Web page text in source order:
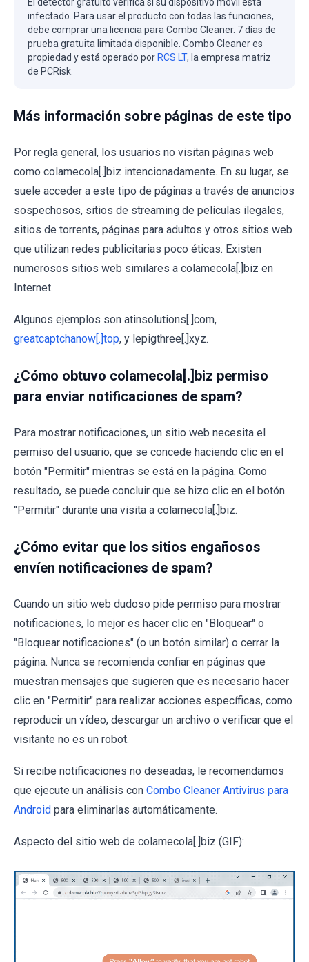
infectado. Para usar el producto con todas las funciones,
debe comprar una licencia para Combo Cleaner. 7 días de
prueba gratuita limitada disponible. Combo Cleaner es
propiedad y está operado porRCS LT, la empresa matriz
de PCRisk.
Más información sobre páginas de este tipo
Por regla general, los usuarios no visitan páginas web
como colamecola[.]biz intencionadamente. En su lugar, se
suele acceder a este tipo de páginas a través de anuncios
sospechosos, sitios de streaming de películas ilegales,
sitios de torrents, páginas para adultos y otros sitios web
que utilizan redes publicitarias poco éticas. Existen
numerosos sitios web similares a colamecola[.]biz en
Internet.
Algunos ejemplos son atinsolutions[.]com,
greatcaptchanow[.]top, y lepigthree[.]xyz.
¿Cómo obtuvo colamecola[.]biz permiso
para enviar notificaciones de spam?
Para mostrar notificaciones, un sitio web necesita el
permiso del usuario, que se concede haciendo clic en el
botón "Permitir" mientras se está en la página. Como
resultado, se puede concluir que se hizo clic en el botón
"Permitir" durante una visita a colamecola[.]biz.
¿Cómo evitar que los sitios engañosos
envíen notificaciones de spam?
Cuando un sitio web dudoso pide permiso para mostrar
notificaciones, lo mejor es hacer clic en "Bloquear" o
"Bloquear notificaciones" (o un botón similar) o cerrar la
página. Nunca se recomienda confiar en páginas que
muestran mensajes que sugieren que es necesario hacer
clic en "Permitir" para realizar acciones específicas, como
reproducir un vídeo, descargar un archivo o verificar que el
visitante no es un robot.
Si recibe notificaciones no deseadas, le recomendamos
que ejecute un análisis con Combo Cleaner Antivirus para
Android para eliminarlas automáticamente.
Aspecto del sitio web de colamecola[.]biz (GIF):